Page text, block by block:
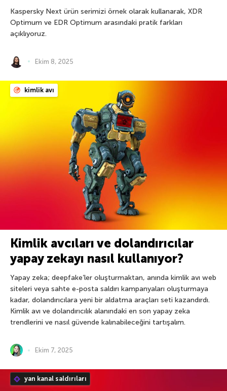
Kaspersky Next ürün serimizi örnek olarak kullanarak, XDR
Optimum ve EDR Optimum arasındaki pratik farkları
açıklıyoruz.
Ekim 8, 2025
kimlik avı
Kimlik avcıları ve dolandırıcılar
yapay zekayı nasıl kullanıyor?
Yapay zeka; deepfake’ler oluşturmaktan, anında kimlik avı web
siteleri veya sahte e-posta saldırı kampanyaları oluşturmaya
kadar, dolandırıcılara yeni bir aldatma araçları seti kazandırdı.
Kimlik avı ve dolandırıcılık alanındaki en son yapay zeka
trendlerini ve nasıl güvende kalınabileceğini tartışalım.
Ekim 7, 2025
yan kanal saldırıları